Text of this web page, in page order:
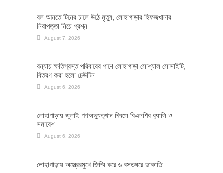
বল আনতে টিনের চালে উঠে মৃত্যু, লোহাগাড়ার হিফজখানার
নিরাপত্তা নিয়ে প্রশ্ন
August 7, 2026
বন্যায় ক্ষতিগ্রস্ত পরিবারের পাশে লোহাগাড়া সোশ্যাল সোসাইটি,
বিতরণ করা হলো ঢেউটিন
August 6, 2026
লোহাগাড়ায় জুলাই গণঅভ্যুত্থান দিবসে বিএনপির র‌্যালি ও
সমাবেশ
August 6, 2026
লোহাগাড়ায় অস্ত্রেরমুখে জিম্মি করে ৬ বসতঘরে ডাকাতি